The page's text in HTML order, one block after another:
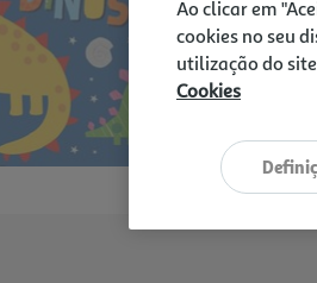
Ao clicar em
cookies no seu
utilização do
Cookies